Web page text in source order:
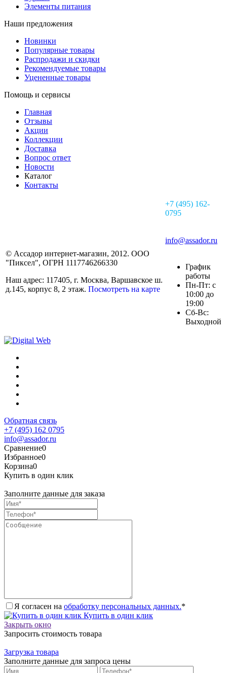
Элементы питания
Наши предложения
Новинки
Популярные товары
Распродажи и скидки
Рекомендуемые товары
Уцененные товары
Помощь и сервисы
Главная
Отзывы
Акции
Коллекции
Доставка
Вопрос ответ
Новости
Каталог
Контакты
© Ассадор интернет-магазин, 2012. ООО
"Пиксел", ОГРН 1117746266330
Наш адрес: 117405, г. Москва, Варшавское ш.
д.145, корпус 8, 2 этаж. Посмотреть на карте
+7 (495) 162-
0795
info@assador.ru
График
работы
Пн-Пт: с
10:00 до
19:00
Сб-Вс:
Выходной
Обратная связь
+7 (495) 162 0795
info@assador.ru
Сравнение0
Избранное0
Корзина0
Купить в один клик
Заполните данные для заказа
Я согласен на обработку персональных данных.*
Купить в один клик
Закрыть окно
Запросить стоимость товара
Загрузка товара
Заполните данные для запроса цены